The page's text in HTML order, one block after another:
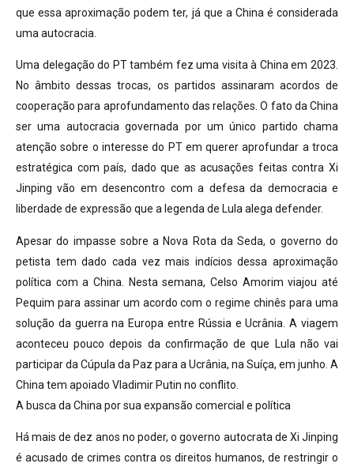
que essa aproximação podem ter, já que a China é considerada
uma autocracia.
Uma delegação do PT também fez uma visita à China em 2023.
No âmbito dessas trocas, os partidos assinaram acordos de
cooperação para aprofundamento das relações. O fato da China
ser uma autocracia governada por um único partido chama
atenção sobre o interesse do PT em querer aprofundar a troca
estratégica com país, dado que as acusações feitas contra Xi
Jinping vão em desencontro com a defesa da democracia e
liberdade de expressão que a legenda de Lula alega defender.
Apesar do impasse sobre a Nova Rota da Seda, o governo do
petista tem dado cada vez mais indícios dessa aproximação
política com a China. Nesta semana, Celso Amorim viajou até
Pequim para assinar um acordo com o regime chinês para uma
solução da guerra na Europa entre Rússia e Ucrânia. A viagem
aconteceu pouco depois da confirmação de que Lula não vai
participar da Cúpula da Paz para a Ucrânia, na Suíça, em junho. A
China tem apoiado Vladimir Putin no conflito.
A busca da China por sua expansão comercial e política
Há mais de dez anos no poder, o governo autocrata de Xi Jinping
é acusado de crimes contra os direitos humanos, de restringir o